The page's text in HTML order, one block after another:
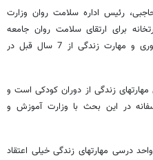
رئیس اداره سلامت روان وزارت
برای ارتقای سلامت روان جامعه
اظهارداشت: برنامه های مهارت فرزند پروری و مهارت زندگی از 7 سال قبل در
مهارتهای زندگی از دوران کودکی است و
در این بحث با وزارت آموزش و
درسی مهارتهای زندگی خیلی اعتقاد